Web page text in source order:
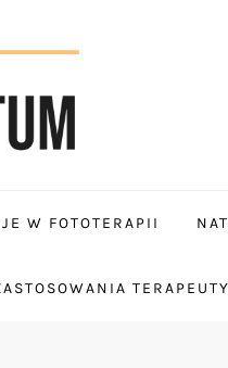
W FOTOTERAPII